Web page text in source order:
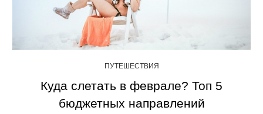
ПУТЕШЕСТВИЯ
Куда слетать в феврале? Топ 5
бюджетных направлений